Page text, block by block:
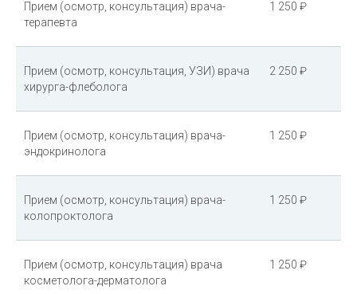
Прием (осмотр, консультация) врача-
терапевта
1 250 ₽
Прием (осмотр, консультация, УЗИ) врача
хирурга-флеболога
2 250 ₽
Прием (осмотр, консультация) врача-
эндокринолога
1 250 ₽
Прием (осмотр, консультация) врача-
колопроктолога
1 250 ₽
Прием (осмотр, консультация) врача
косметолога-дерматолога
1 250 ₽